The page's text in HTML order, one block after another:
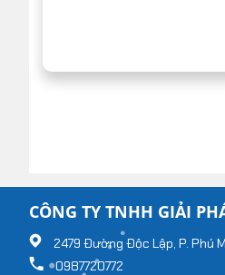
CÔNG TY TNHH GIẢI
2479 Đường Độc Lập, P. Phú
0987720772